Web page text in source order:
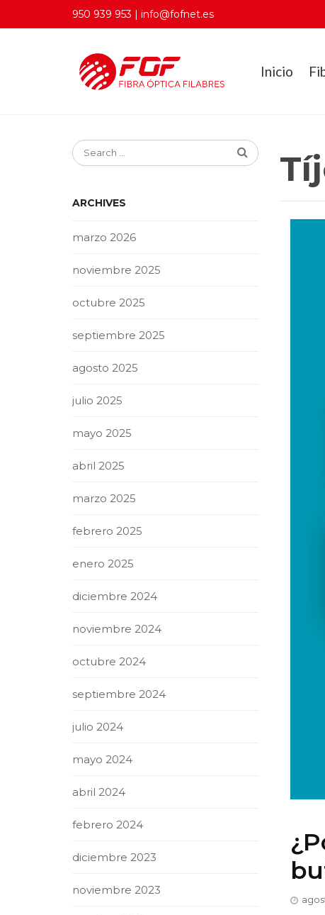
950 939 953 | info@fofnet.es
Inicio
ARCHIVES
marzo 2026
noviembre 2025
octubre 2025
septiembre 2025
agosto 2025
julio 2025
mayo 2025
abril 2025
marzo 2025
febrero 2025
enero 2025
diciembre 2024
noviembre 2024
octubre 2024
septiembre 2024
julio 2024
mayo 2024
abril 2024
febrero 2024
diciembre 2023
noviembre 2023